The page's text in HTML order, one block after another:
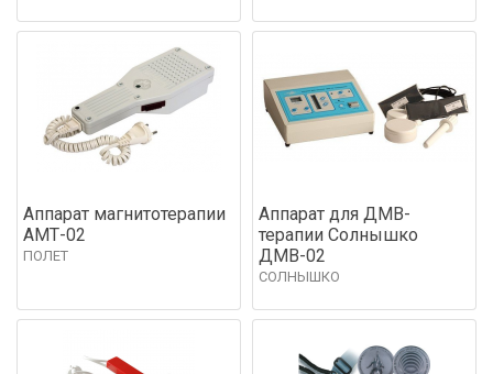
Аппарат магнитотерапии
АМТ-02
ПОЛЕТ
Аппарат для ДМВ-
терапии Солнышко
ДМВ-02
СОЛНЫШКО